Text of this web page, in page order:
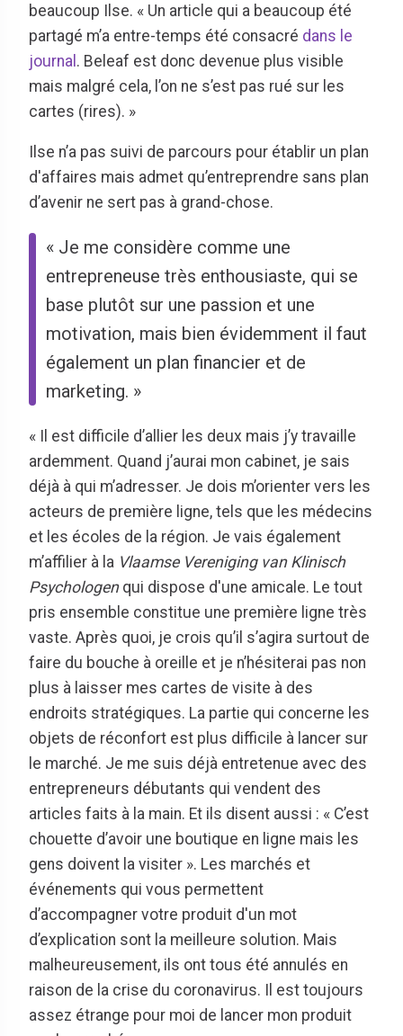
beaucoup Ilse. « Un article qui a beaucoup été
partagé m’a entre-temps été consacré dans le
journal . Beleaf est donc devenue plus visible
mais malgré cela, l’on ne s’est pas rué sur les
cartes (rires). »
Ilse n’a pas suivi de parcours pour établir un plan
d'affaires mais admet qu’entreprendre sans plan
d’avenir ne sert pas à grand-chose.
« Je me considère comme une
entrepreneuse très enthousiaste, qui se
base plutôt sur une passion et une
motivation, mais bien évidemment il faut
également un plan financier et de
marketing. »
« Il est difficile d’allier les deux mais j’y travaille
ardemment. Quand j’aurai mon cabinet, je sais
déjà à qui m’adresser. Je dois m’orienter vers les
acteurs de première ligne, tels que les médecins
et les écoles de la région. Je vais également
m’affilier à la Vlaamse Vereniging van Klinisch
Psychologenqui dispose d'une amicale. Le tout
pris ensemble constitue une première ligne très
vaste. Après quoi, je crois qu’il s’agira surtout de
faire du bouche à oreille et je n’hésiterai pas non
plus à laisser mes cartes de visite à des
endroits stratégiques. La partie qui concerne les
objets de réconfort est plus difficile à lancer sur
le marché. Je me suis déjà entretenue avec des
entrepreneurs débutants qui vendent des
articles faits à la main. Et ils disent aussi : « C’est
chouette d’avoir une boutique en ligne mais les
gens doivent la visiter ». Les marchés et
événements qui vous permettent
d’accompagner votre produit d'un mot
d’explication sont la meilleure solution. Mais
malheureusement, ils ont tous été annulés en
raison de la crise du coronavirus. Il est toujours
assez étrange pour moi de lancer mon produit